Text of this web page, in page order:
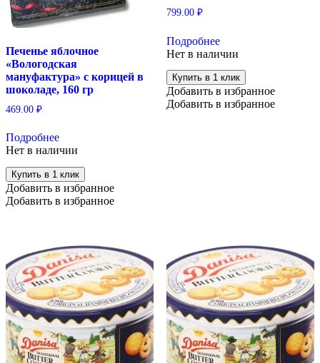
Печенье яблочное
«Вологодская
мануфактура» с корицей в
шоколаде, 160 гр
469.00 ₽
Подробнее
Нет в наличии
Купить в 1 клик
Добавить в избранное
Добавить в избранное
799.00 ₽
Подробнее
Нет в наличии
Купить в 1 клик
Добавить в избранное
Добавить в избранное